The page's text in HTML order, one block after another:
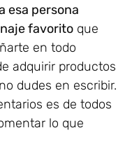
esa persona
favorito que
en todo
adquirir productos
dudes en escribir.
es de todos
lo que